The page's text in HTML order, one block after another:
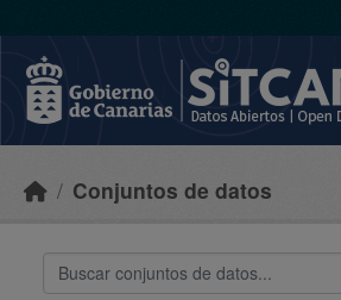
Conjuntos de datos